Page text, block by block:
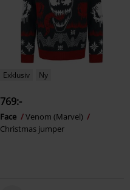
Exklusiv Ny
769:-
Face
Venom (Marvel)
Christmas jumper